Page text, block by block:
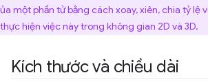
một phần tử bằng cách xoay, xiên, chia tỷ lệ
hiện việc này trong không gian 2D và 3D.
Kích thước và chiều dài